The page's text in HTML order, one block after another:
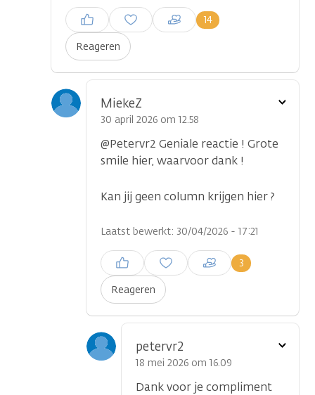
Reageren
14
Inloggen om een reactie te
plaatsen
MiekeZ
30 april 2026 om 12.58
@Petervr2 Geniale reactie ! Grote
smile hier, waarvoor dank !
Kan jij geen column krijgen hier ?
Laatst bewerkt: 30/04/2026 - 17:21
Reageren
3
Inloggen om een reactie te
plaatsen
Toon
petervr2
18 mei 2026 om 16.09
Dank voor je compliment
Toon